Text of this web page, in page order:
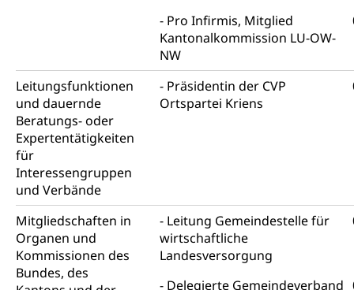
Pro Infirmis, Mitglied
Kantonalkommission LU-OW-
NW
Leitungsfunktionen
und dauernde
Beratungs- oder
Expertentätigkeiten
für
Interessengruppen
und Verbände
Präsidentin der CVP
Ortspartei Kriens
Mitgliedschaften in
Organen und
Kommissionen des
Bundes, des
Leitung Gemeindestelle für
wirtschaftliche
Landesversorgung
Delegierte Gemeindeverband
Betreuung von Angehörigen (WAS Luzern)
Religionsvielfalt Im Kanton Luzern (unilu)
Religion (gruezi.lu.ch)
Freizeitaktivitäten, Schulsport, Spitzensport,
Breitensport, Jugend und Sport, Sportanlagen
Olympiateam Kanton Luzern
Jugend+Sport
Freiwilliger Schulsport
Tiere
Tiermedizin, Tierarzt, Tierschutz, Jagd, Fischerei,
Viehzucht
Tierschutz
Hobbytierhaltung und Bienen
Veterinärdienst
Todesfall
Bestattung, Beerdigung, Testament, Erbrecht,
Erbschaft, Todesschein, Todesanzeige,
Zivilstandsamt, Erben, Erbenliste